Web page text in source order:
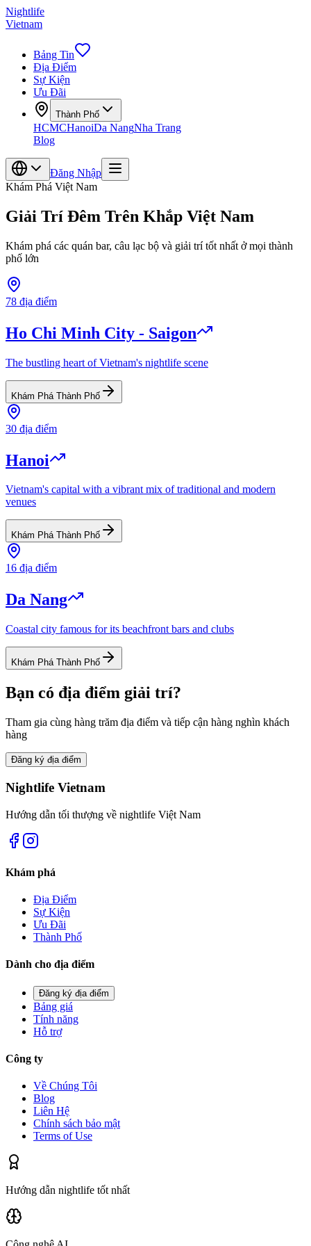
Nightlife
Vietnam
Bảng Tin
Địa Điểm
Sự Kiện
Ưu Đãi
Thành Phố
HCMCHanoiDa NangNha Trang
Blog
Đăng Nhập
Khám Phá Việt Nam
Giải Trí Đêm Trên Khắp Việt Nam
Khám phá các quán bar, câu lạc bộ và giải trí tốt nhất ở mọi thành
phố lớn
78 địa điểm
Ho Chi Minh City - Saigon
The bustling heart of Vietnam's nightlife scene
Khám Phá Thành Phố
30 địa điểm
Hanoi
Vietnam's capital with a vibrant mix of traditional and modern
venues
Khám Phá Thành Phố
16 địa điểm
Da Nang
Coastal city famous for its beachfront bars and clubs
Khám Phá Thành Phố
Bạn có địa điểm giải trí?
Tham gia cùng hàng trăm địa điểm và tiếp cận hàng nghìn khách
hàng
Đăng ký địa điểm
Nightlife Vietnam
Hướng dẫn tối thượng về nightlife Việt Nam
Khám phá
Địa Điểm
Sự Kiện
Ưu Đãi
Thành Phố
Dành cho địa điểm
Đăng ký địa điểm
Bảng giá
Tính năng
Hỗ trợ
Công ty
Về Chúng Tôi
Blog
Liên Hệ
Chính sách bảo mật
Terms of Use
Hướng dẫn nightlife tốt nhất